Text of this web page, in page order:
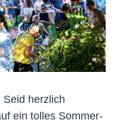
Seid herzlich
ein tolles Sommer-